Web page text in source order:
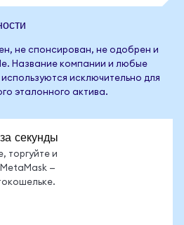
не спонсирован, не одобрен и
Название компании и любые
исключительно для
эталонного актива.
секунды
торгуйте и
—